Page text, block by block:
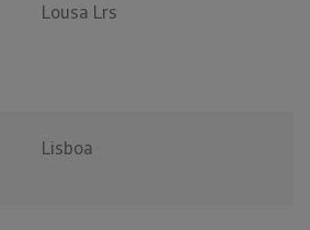
Lousa Lrs
Lisboa